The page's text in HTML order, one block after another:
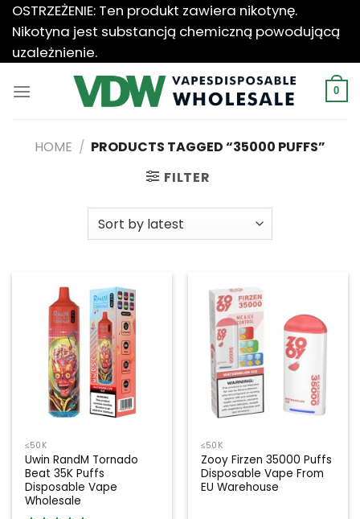
Przewiń
do
zawartości
OSTRZEŻENIE: Ten produkt zawiera nikotynę.
Nikotyna jest substancją chemiczną powodującą
uzależnienie.
0
HOME / PRODUCTS TAGGED “35000 PUFFS”
FILTER
≤50K
Uwin RandM Tornado
Beat 35K Puffs
Disposable Vape
Wholesale
≤50K
Zooy Firzen 35000 Puffs
Disposable Vape From
EU Warehouse